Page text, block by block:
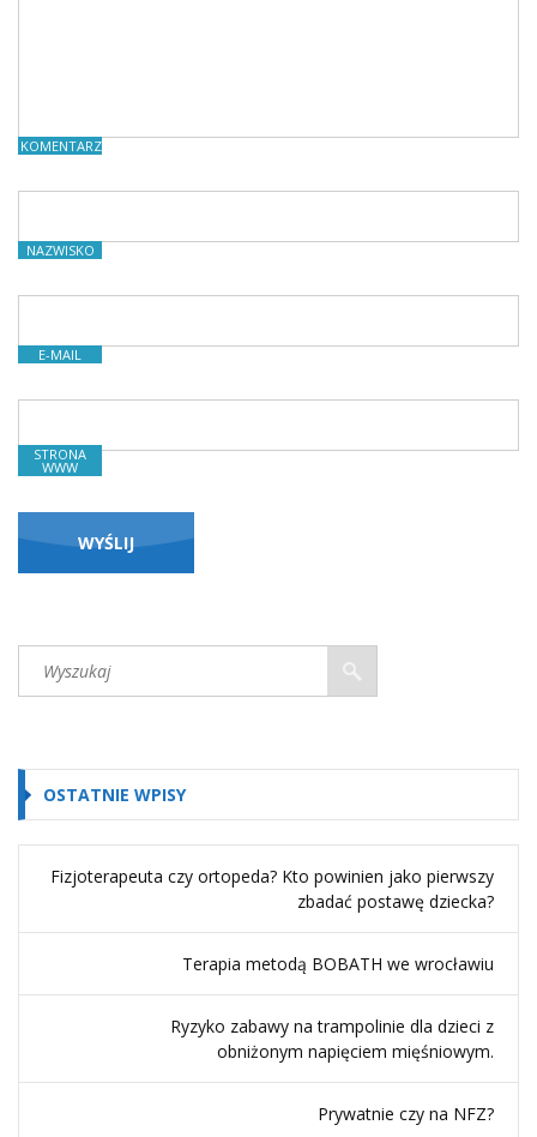
KOMENTARZE
NAZWISKO
E-MAIL
STRONA
WWW
OSTATNIE WPISY
Fizjoterapeuta czy ortopeda? Kto powinien jako pierwszy
zbadać postawę dziecka?
Terapia metodą BOBATH we wrocławiu
Ryzyko zabawy na trampolinie dla dzieci z
obniżonym napięciem mięśniowym.
Prywatnie czy na NFZ?